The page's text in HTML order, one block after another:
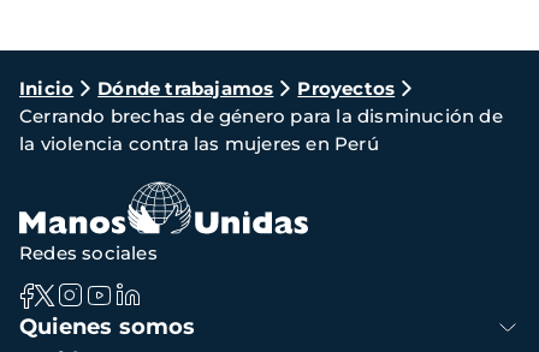
Ruta
de
navegación
Inicio Dónde trabajamos
Proyectos
Cerrando brechas de género para la disminución de
la violencia contra las mujeres en Perú
Navegación
principal
Quienes somos
Redes sociales